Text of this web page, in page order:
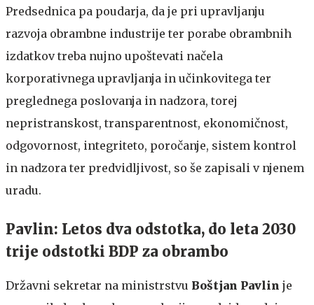
Predsednica pa poudarja, da je pri upravljanju
razvoja obrambne industrije ter porabe obrambnih
izdatkov treba nujno upoštevati načela
korporativnega upravljanja in učinkovitega ter
preglednega poslovanja in nadzora, torej
nepristranskost, transparentnost, ekonomičnost,
odgovornost, integriteto, poročanje, sistem kontrol
in nadzora ter predvidljivost, so še zapisali v njenem
uradu.
Pavlin: Letos dva odstotka, do leta 2030
trije odstotki BDP za obrambo
Državni sekretar na ministrstvu Boštjan Pavlin je